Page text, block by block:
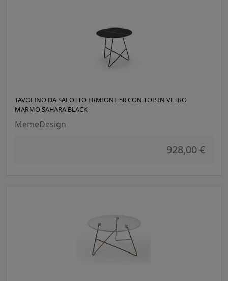
TAVOLINO DA SALOTTO ERMIONE 50 CON TOP IN VETRO
MARMO SAHARA BLACK
MemeDesign
928,00 €